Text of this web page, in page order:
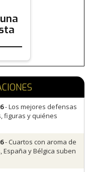
- Los mejores defensas
figuras y quiénes
- Cuartos con aroma de
España y Bélgica suben